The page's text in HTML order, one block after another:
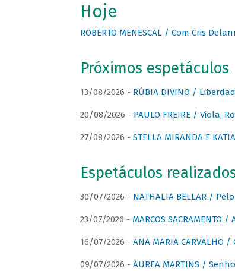
Hoje
ROBERTO MENESCAL / Com Cris
Próximos espetáculos
13/08/2026 - RÚBIA DIVINO /
20/08/2026 - PAULO FREIRE / Viola,
27/08/2026 - STELLA MIRANDA E
Espetáculos
30/07/2026 - NATHALIA BELLAR /
23/07/2026 - MARCOS SACRAMENTO /
16/07/2026 - ANA MARIA CARVALHO
09/07/2026 - ÁUREA MARTINS /